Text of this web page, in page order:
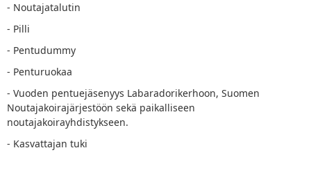
- Noutajatalutin
- Pilli
- Pentudummy
- Penturuokaa
- Vuoden pentuejäsenyys Labaradorikerhoon, Suomen
Noutajakoirajärjestöön sekä paikalliseen
noutajakoirayhdistykseen.
- Kasvattajan tuki